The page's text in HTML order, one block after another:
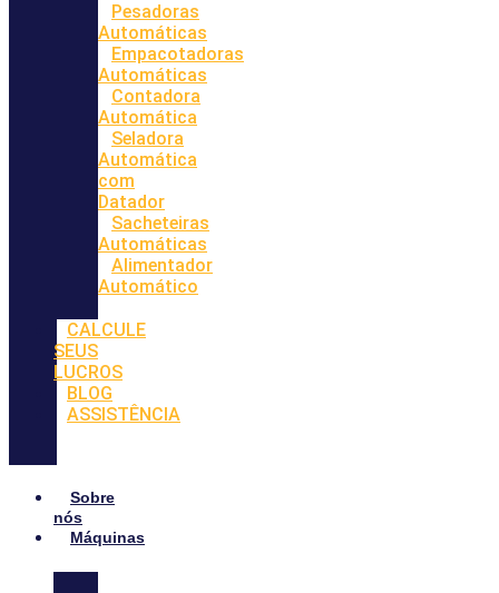
Pesadoras
Automáticas
Empacotadoras
Automáticas
Contadora
Automática
Seladora
Automática
com
Datador
Sacheteiras
Automáticas
Alimentador
Automático
CALCULE
SEUS
LUCROS
BLOG
ASSISTÊNCIA
Sobre
nós
Máquinas